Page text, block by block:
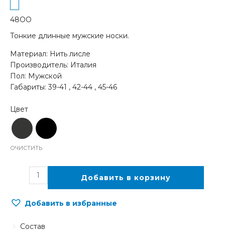
Тонкие длинные мужские носки.
Материал: Нить лисле
Производитель: Италия
Пол: Мужской
Габариты: 39-41 , 42-44 , 45-46
ОЧИСТИТЬ
Добавить в корзину
Добавить в избранные
48OO
Состав